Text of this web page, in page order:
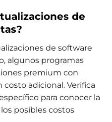
de
de software
algunos programas
premium con
adicional. Verifica
para conocer la
posibles costos